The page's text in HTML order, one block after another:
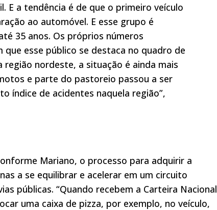
E a tendência é de que o primeiro veículo
ao automóvel. E esse grupo é
35 anos. Os próprios números
esse público se destaca no quadro de
nordeste, a situação é ainda mais
e parte do pastoreio passou a ser
índice de acidentes naquela região”,
Mariano, o processo para adquirir a
a se equilibrar e acelerar em um circuito
públicas. “Quando recebem a Carteira Nacional
uma caixa de pizza, por exemplo, no veículo,